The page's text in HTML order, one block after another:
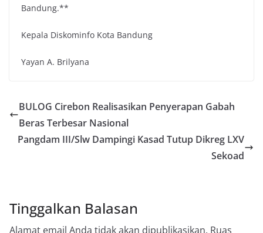
Bandung.**
Kepala Diskominfo Kota Bandung
Yayan A. Brilyana
BULOG Cirebon Realisasikan Penyerapan Gabah
Beras Terbesar Nasional
Pangdam III/Slw Dampingi Kasad Tutup Dikreg LXV
Sekoad
Tinggalkan Balasan
Alamat email Anda tidak akan dipublikasikan. Ruas